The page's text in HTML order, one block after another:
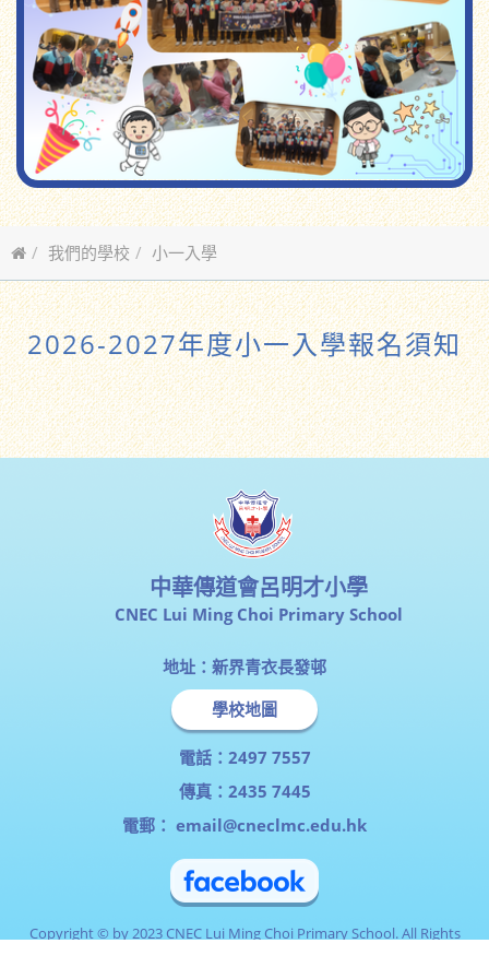
我們的學校 小一入學
2026-2027年度小一入學報名須知
2026-2027年度小一入學報名須知
中華傳道會呂明才小學
CNEC Lui Ming Choi Primary School
地址：新界青衣長發邨
學校地圖
電話：2497 7557
傳真：2435 7445
電郵： email@cneclmc.edu.hk
Copyright © by 2023 CNEC Lui Ming Choi Primary School. All Rights